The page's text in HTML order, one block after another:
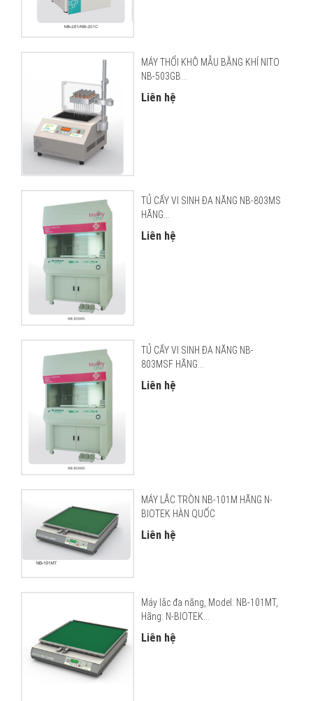
MÁY THỔI KHÔ MẪU BẰNG KHÍ NITO
NB-503GB...
Liên hệ
TỦ CẤY VI SINH ĐA NĂNG NB-803MS
HÃNG...
Liên hệ
TỦ CẤY VI SINH ĐA NĂNG NB-
803MSF HÃNG...
Liên hệ
MÁY LẮC TRÒN NB-101M HÃNG N-
BIOTEK HÀN QUỐC
Liên hệ
Máy lắc đa năng, Model: NB-101MT,
Hãng: N-BIOTEK...
Liên hệ